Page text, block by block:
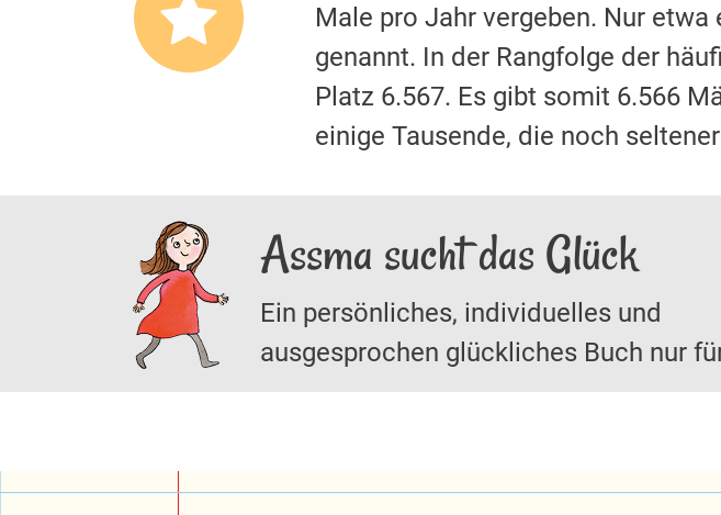
Male pro Jahr vergeben. Nur
genannt. In der Rangfolge der
Platz 6.567. Es gibt somit 6.566
einige Tausende, die noch
Assma sucht das Glück
Ein persönliches, individuelles und
ausgesprochen glückliches Buch nur